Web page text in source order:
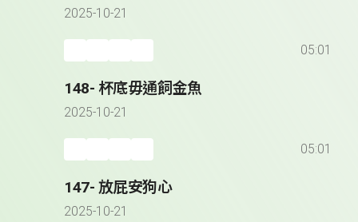
2025-10-21
05:01
148- 杯底毋通飼金魚
2025-10-21
05:01
147- 放屁安狗心
2025-10-21